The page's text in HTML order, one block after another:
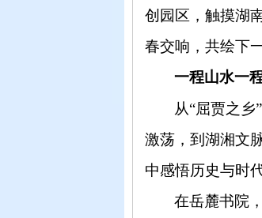
创园区，触摸湖
春交响，共绘下
一程山水一
从“屈贾之乡
激荡，到湖湘文
中感悟历史与时
在岳麓书院